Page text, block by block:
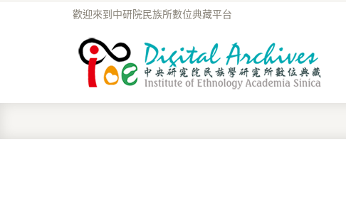
歡迎來到中研院民族所數位典藏平台